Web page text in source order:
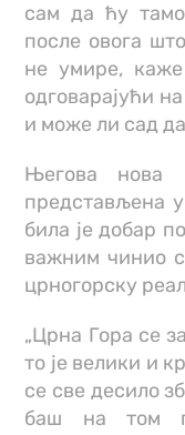
сам да ћу
после овога
не умире,
одговарајући
и може ли сад
Његова нова
представљена
била је добар
важним чинио
црногорску
„Црна Гора се
то је велики и
се све десило
баш на том